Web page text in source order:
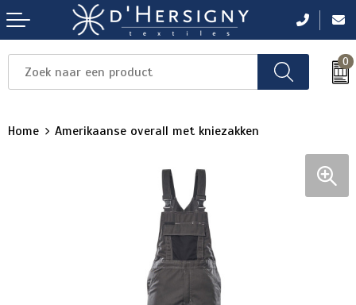
0
Home Amerikaanse overall met kniezakken